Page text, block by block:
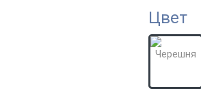
Цвет